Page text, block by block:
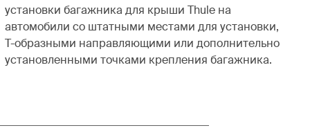
установки багажника для крыши Thule на
автомобили со штатными местами для установки,
Т-образными направляющими или дополнительно
установленными точками крепления багажника.